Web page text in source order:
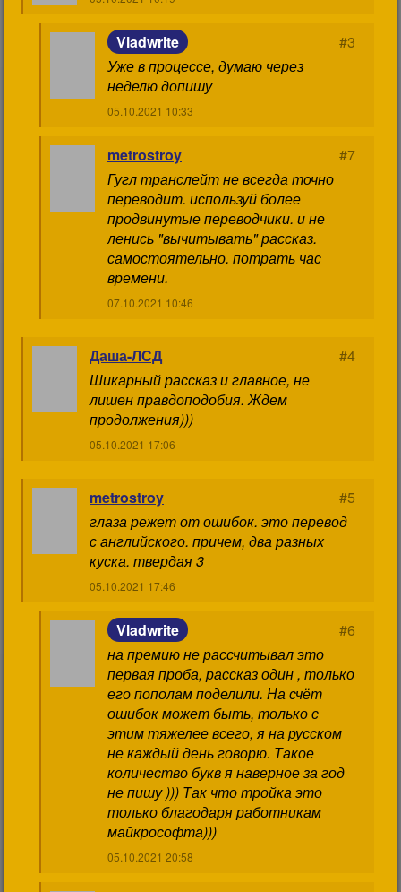
Vladwrite
#3
Уже в процессе, думаю через
неделю допишу
05.10.2021 10:33
metrostroy
#7
Гугл транслейт не всегда точно
переводит. используй более
продвинутые переводчики. и не
ленись "вычитывать" рассказ.
самостоятельно. потрать час
времени.
07.10.2021 10:46
Даша-ЛСД
#4
Шикарный рассказ и главное, не
лишен правдоподобия. Ждем
продолжения)))
05.10.2021 17:06
metrostroy
#5
глаза режет от ошибок. это перевод
с английского. причем, два разных
куска. твердая 3
05.10.2021 17:46
Vladwrite
#6
на премию не рассчитывал это
первая проба, рассказ один , только
его пополам поделили. На счёт
ошибок может быть, только с
этим тяжелее всего, я на русском
не каждый день говорю. Такое
количество букв я наверное за год
не пишу ))) Так что тройка это
только благодаря работникам
майкрософта)))
05.10.2021 20:58